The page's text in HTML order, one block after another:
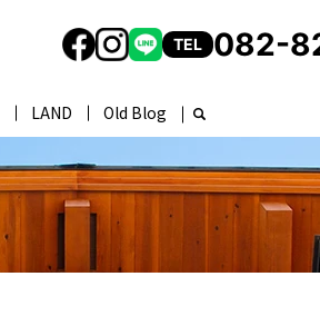
LAND Old Blog
TEL 082-